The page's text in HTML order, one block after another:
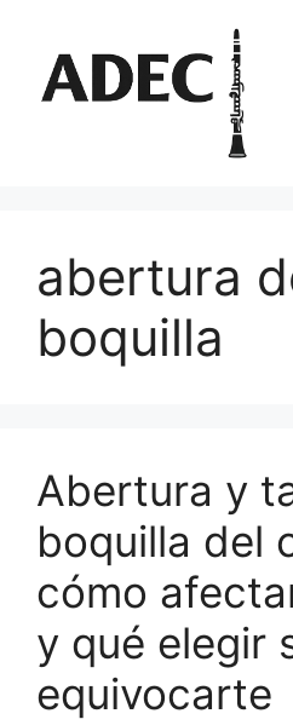
conteúdo
abertura
boquilla
Abertura y
boquilla del
cómo
y qué elegir
equivocarte